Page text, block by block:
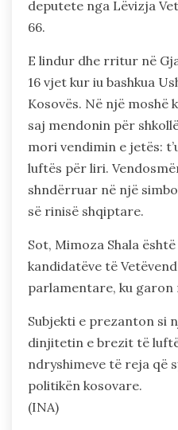
deputete nga Lëvizja
66.
E lindur dhe rritur në
16 vjet kur iu bashkua
Kosovës. Në një moshë
saj mendonin për
mori vendimin e jetës:
luftës për liri.
shndërruar në një
së rinisë shqiptare.
Sot, Mimoza Shala
kandidatëve të
parlamentare, ku garon
Subjekti e prezanton si
dinjitetin e brezit të
ndryshimeve të reja që
politikën kosovare.
(INA)